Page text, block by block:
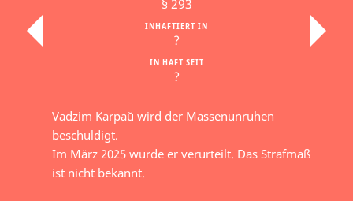
IN HAFT SEIT
?
INHAFTIERT IN
?
§ 293
Vadzim Karpaŭ wird der Massenunruhen
beschuldigt.
Im März 2025 wurde er verurteilt. Das Strafmaß
ist nicht bekannt.